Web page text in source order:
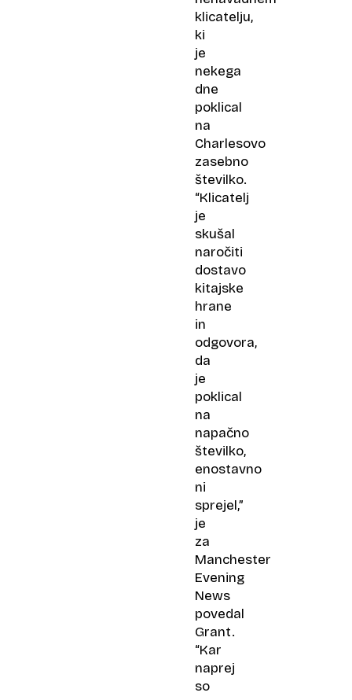
klicatelju,
ki
je
nekega
dne
poklical
na
Charlesovo
zasebno
številko.
“Klicatelj
je
skušal
naročiti
dostavo
kitajske
hrane
in
odgovora,
da
je
poklical
na
napačno
številko,
enostavno
ni
sprejel,”
je
za
Manchester
Evening
News
povedal
Grant.
“Kar
naprej
so